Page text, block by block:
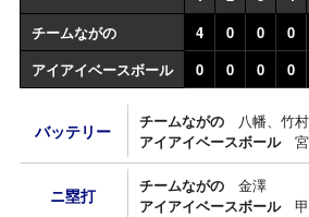
チームながの
4 0 0 0
アイアイベースボール
0 0 0 0
バッテリー チームながの
八幡、竹
アイアイベースボール
ニ塁打 チームながの
金澤
アイアイベースボール